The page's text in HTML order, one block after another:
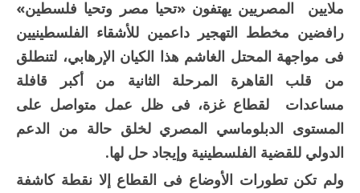
ملايين المصريين يهتفون «تحيا مصر وتحيا فلسطين»
رافضين مخطط التهجير داعمين للأشقاء الفلسطينيين
فى مواجهة المحتل الغاشم هذا الكيان الإرهابي، لتنطلق
من قلب القاهرة المرحلة الثانية من أكبر قافلة
مساعدات لقطاع غزة، فى ظل عمل متواصل على
المستوى الدبلوماسي المصري لخلق حالة من الدعم
الدولي للقضية الفلسطينية وإيجاد حل لها.
ولم تكن تطورات الأوضاع فى القطاع إلا نقطة كاشفة